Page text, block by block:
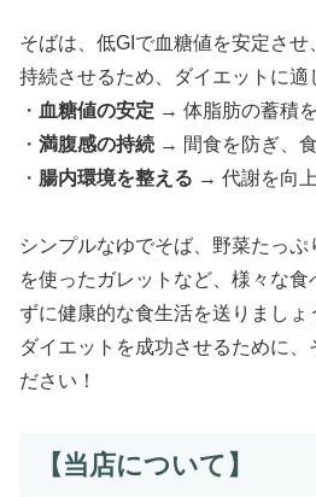
そばは、低GIで血糖値を安定さ
持続させるため、ダイエットに適
・ 血糖値の安定 → 体脂肪の蓄積
・ 満腹感の持続 → 間食を防ぎ、
・ 腸内環境を整える → 代謝を向
シンプルなゆでそば、野菜たっ
を使ったガレットなど、様々な食
ずに健康的な食生活を送りましょ
ダイエットを成功させるために、
ださい！
【当店について】